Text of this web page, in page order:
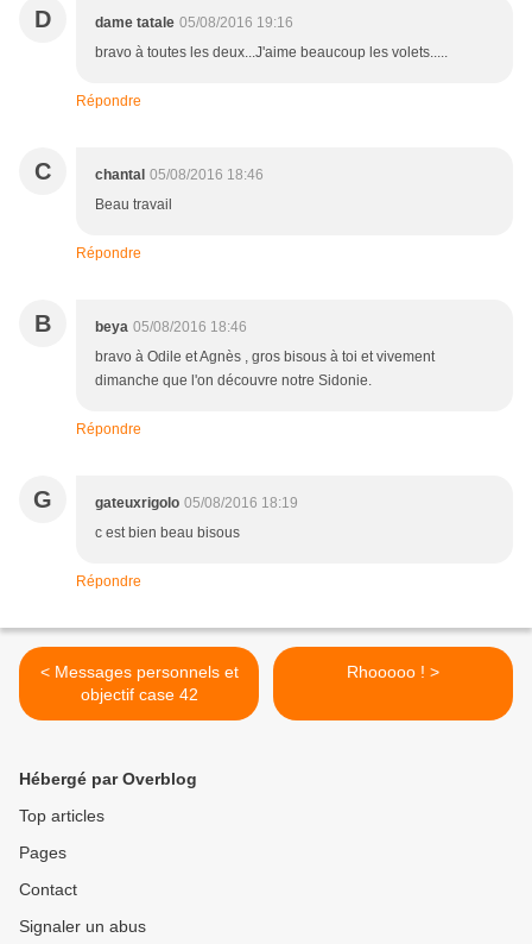
D dame tatale 05/08/2016 19:16
bravo à toutes les deux...J'aime beaucoup les volets.....
Répondre
C chantal 05/08/2016 18:46
Beau travail
Répondre
B beya 05/08/2016 18:46
bravo à Odile et Agnès , gros bisous à toi et vivement
dimanche que l'on découvre notre Sidonie.
Répondre
G gateuxrigolo 05/08/2016 18:19
c est bien beau bisous
Répondre
< Messages personnels et
objectif case 42
Rhooooo ! >
Hébergé par Overblog
Top articles
Pages
Contact
Signaler un abus